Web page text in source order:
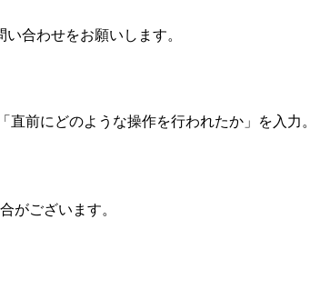
合わせをお願いします。
前にどのような操作を行われたか」を入力。
がございます。